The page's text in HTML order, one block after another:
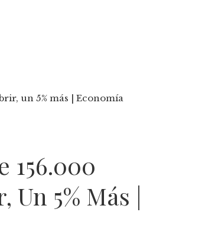
un 5% más | Economía
156.000
5% Más |